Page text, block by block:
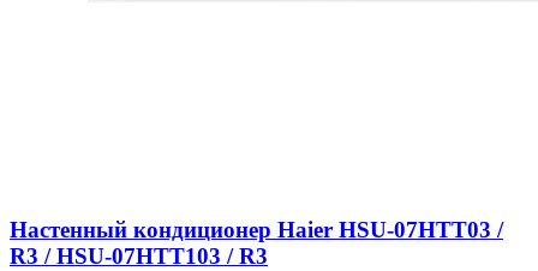
Настенный кондиционер Haier HSU-07HTT03 /
R3 / HSU-07HTT103 / R3